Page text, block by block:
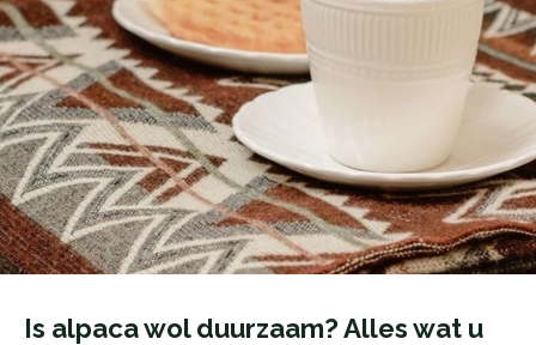
Is alpaca wol duurzaam? Alles wat u